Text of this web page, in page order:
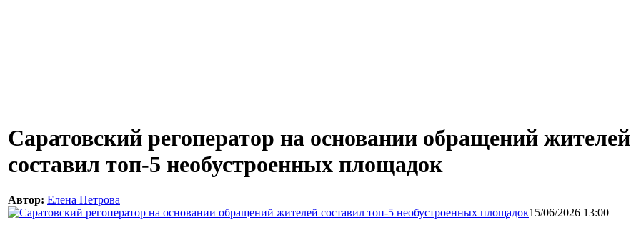
Саратовский регоператор на основании обращений жителей
составил топ-5 необустроенных площадок
Автор: Елена Петрова
15/06/2026 13:00